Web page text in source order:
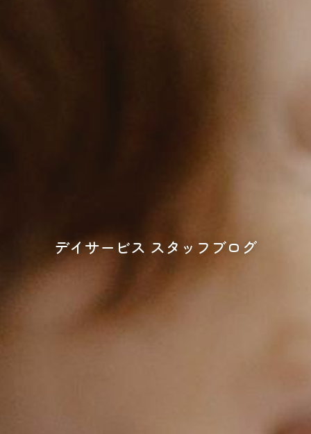
デイサービス スタッフブログ